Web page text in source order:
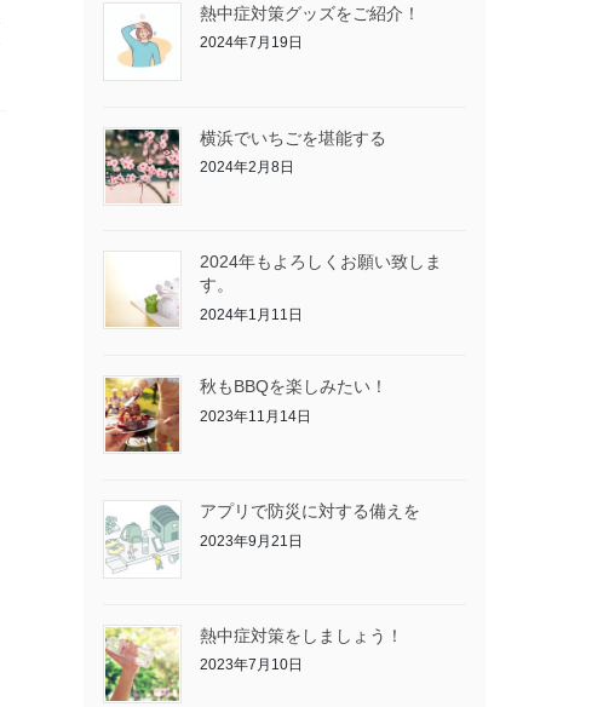
熱中症対策グッズをご紹介！
2024年7月19日
横浜でいちごを堪能する
2024年2月8日
2024年もよろしくお願い致しま
す。
2024年1月11日
秋もBBQを楽しみたい！
2023年11月14日
アプリで防災に対する備えを
2023年9月21日
熱中症対策をしましょう！
2023年7月10日